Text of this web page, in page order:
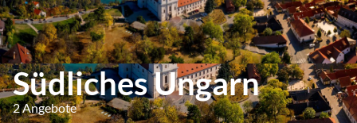
Südliches Ungarn
2 Angebote